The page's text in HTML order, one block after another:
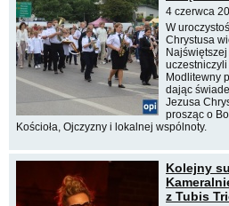
4 czerwca
W
Chrystusa
Modlitewny
dając
Jezusa
prosząc o
Kościoła, Ojczyzny i lokalnej wspólnoty.
Kolejny
z Tubis